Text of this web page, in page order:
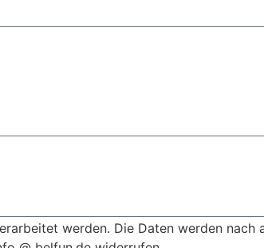
werden. Die Daten werden nach